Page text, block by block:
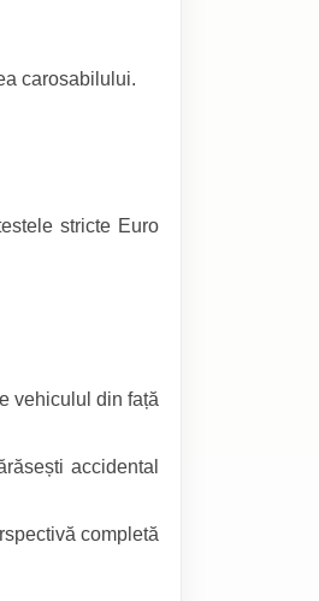
carosabilului.
stricte Euro
vehiculul din față
accidental
completă